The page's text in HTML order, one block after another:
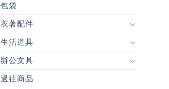
包袋
衣著配件
生活道具
辦公文具
過往商品